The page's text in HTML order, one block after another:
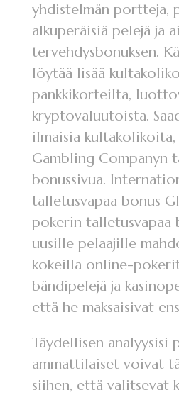
yhdistelmän portteja,
alkuperäisiä pelejä ja
tervehdysbonuksen.
löytää lisää
pankkikorteilta,
kryptovaluutoista.
ilmaisia ​​kultakolikoita,
Gambling Companyn
bonussivua.
talletusvapaa bonus
pokerin talletusvapaa
uusille pelaajille
kokeilla online-
bändipelejä ja
että he maksaisivat
Täydellisen analyysisi
ammattilaiset voivat
siihen, että valitsevat